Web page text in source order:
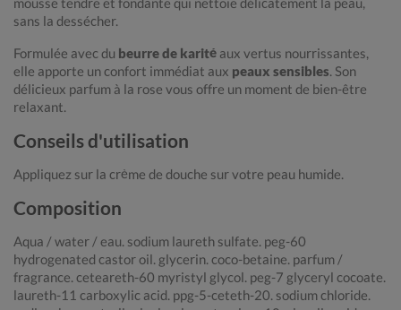
sans la dessécher.
Formulée avec du beurre de karité aux vertus nourrissantes,
elle apporte un confort immédiat aux peaux sensibles. Son
délicieux parfum à la rose vous offre un moment de bien-être
relaxant.
Conseils d'utilisation
Appliquez sur la crème de douche sur votre peau humide.
Composition
Aqua / water / eau. sodium laureth sulfate. peg-60
hydrogenated castor oil. glycerin. coco-betaine. parfum /
fragrance. ceteareth-60 myristyl glycol. peg-7 glyceryl cocoate.
laureth-11 carboxylic acid. ppg-5-ceteth-20. sodium chloride.